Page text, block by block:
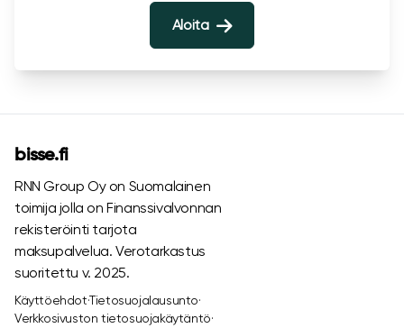
Aloita
bisse.fi
RNN Group Oy on Suomalainen
toimija jolla on Finanssivalvonnan
rekisteröinti tarjota
maksupalvelua. Verotarkastus
suoritettu v. 2025.
Käyttöehdot·Tietosuojalausunto·
Verkkosivuston tietosuojakäytäntö·